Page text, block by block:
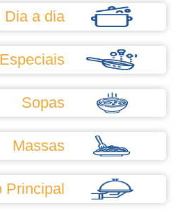
Dia a dia
Especiais
Sopas
Massas
Principal